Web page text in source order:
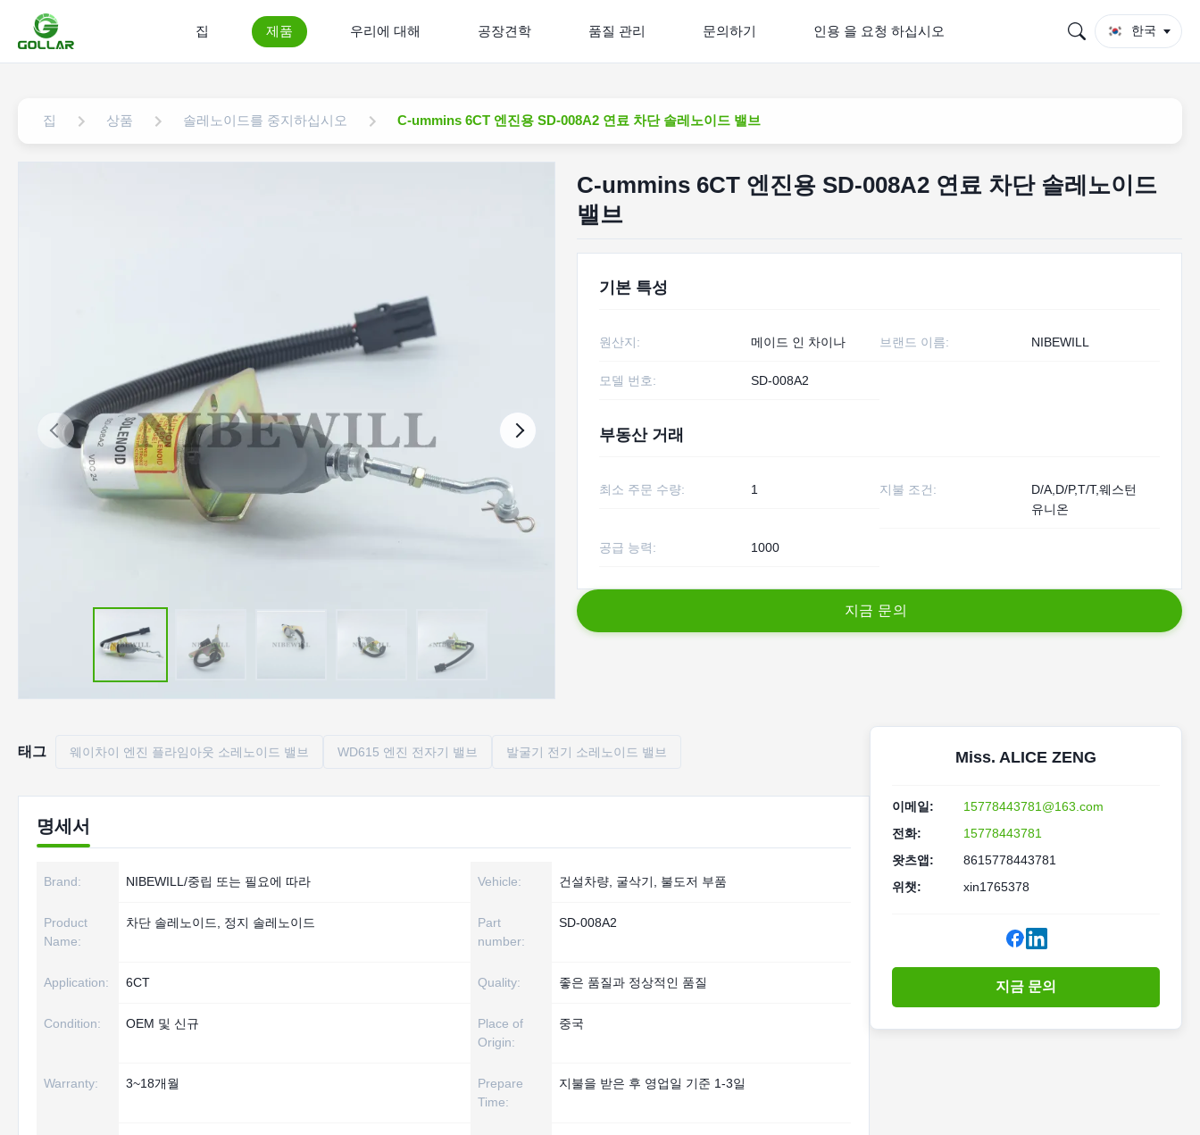
집 제품 우리에 대해 공장견학 품질 관리 문의하기 인용 을 요청 하십시오 한국
집 상품 솔레노이드를 중지하십시오 C-ummins 6CT 엔진용 SD-008A2 연료 차단 솔레노이드 밸브
C-ummins 6CT 엔진용 SD-008A2 연료 차단 솔레노이드
밸브
기본 특성
원산지: 메이드 인 차이나 브랜드 이름: NIBEWILL
모델 번호: SD-008A2
부동산 거래
최소 주문 수량: 1 지불 조건:
D/A,D/P,T/T,웨스턴
유니온
공급 능력: 1000
지 금 문의
태그 웨이차이 엔진 플라임아웃 소레노이드 밸브 WD615 엔진 전자기 밸브 발굴기 전기 소레노이드 밸브
명세서
Brand: NIBEWILL/중립 또는 필요에 따라 Vehicle: 건설차량, 굴삭기, 불도저 부품
Product
Name:
차단 솔레노이드, 정지 솔레노이드
Part
number:
SD-008A2
Application: 6CT Quality: 좋은 품질과 정상적인 품질
Condition: OEM 및 신규
Place of
Origin:
중국
Warranty: 3~18개월
Prepare
Time:
지불을 받은 후 영업일 기준 1-3일
Miss. ALICE ZENG
이메일:
15778443781@163.com
전화:
15778443781
왓츠앱:
8615778443781
위챗:
xin1765378
지금 문의